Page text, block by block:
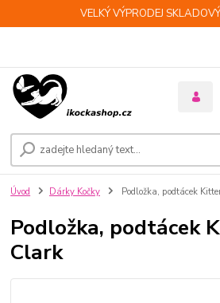
VELKÝ VÝPRODEJ
Úvod Dárky Kočky Podložka, podtácek
Podložka, podtácek
Clark